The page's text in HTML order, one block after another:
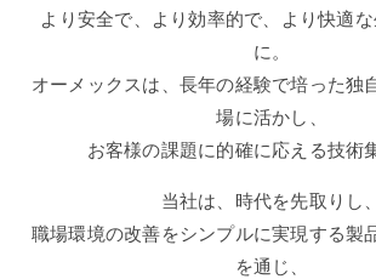
より安全で、より効率的で、より快適
に。
オーメックスは、長年の経験で培った独
場に活かし、
お客様の課題に的確に応える技術
当社は、時代を先取りし、
職場環境の改善をシンプルに実現する製
を通じ、